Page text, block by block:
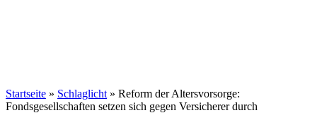
Startseite » Schlaglicht » Reform der Altersvorsorge:
Fondsgesellschaften setzen sich gegen Versicherer durch